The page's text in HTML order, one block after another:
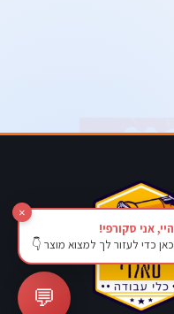
💬
×
היי, אני סקורפי!
כאן כדי לעזור לך למצוא מוצר 👇